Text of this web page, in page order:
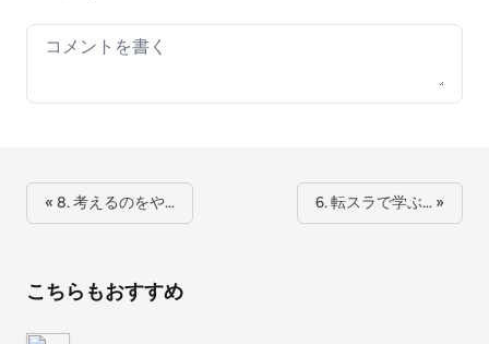
Your comment
« 8. 考えるのをや… 6. 転スラで学ぶ… »
こちらもおすすめ